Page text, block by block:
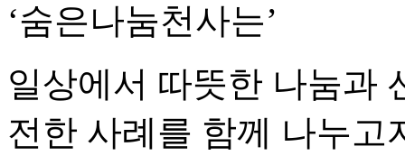
‘숨은나눔천사는’
일상에서 따뜻한 나눔과
전한 사례를 함께 나누고